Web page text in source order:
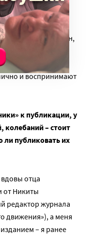
собираются
– у меня просто в
сам Шмеман,
Хотя умом я
так людям
и воспринимают
к публикации, у
колебаний – стоит
ли публиковать их
отца
от Никиты
редактор журнала
движения»), а меня
– я ранее